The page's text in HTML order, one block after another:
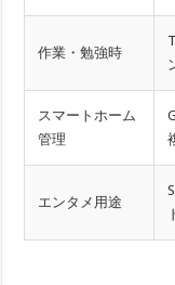
作業・勉強時
スマートホーム
管理
エンタメ用途